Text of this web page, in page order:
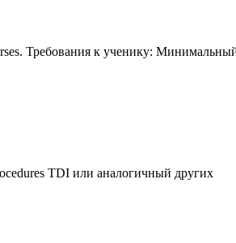
Требования к ученику:
TDI или аналогичный других